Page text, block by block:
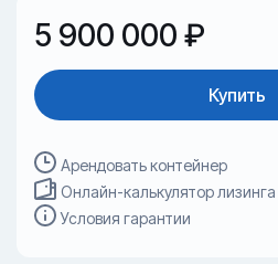
5 900 000 ₽
Купить
Арендовать контейнер
Онлайн-калькулятор лизинга
Условия гарантии